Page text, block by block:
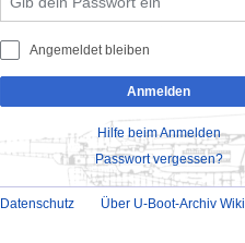
Angemeldet bleiben
Anmelden
Hilfe beim Anmelden
Passwort vergessen?
Datenschutz Über U-Boot-Archiv Wiki